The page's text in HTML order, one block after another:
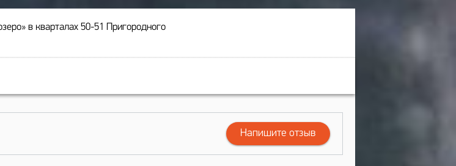
в кварталах 50-51 Пригородного
Напишите отзыв